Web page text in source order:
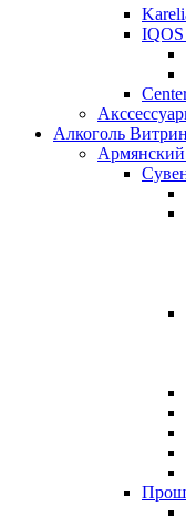
IQOS
Алкоголь